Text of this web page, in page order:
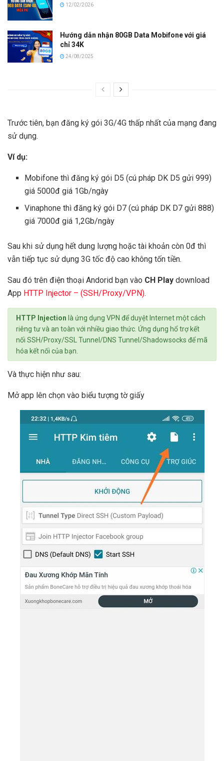
12/02/2026
Hướng dẫn nhận 80GB Data Mobifone với giá
chỉ 34K
24/08/2025
Trước tiên, bạn đăng ký gói 3G/4G thấp nhất của mạng đang
sử dụng.
Ví dụ:
Mobifone thì đăng ký gói D5 (cú pháp DK D5 gửi 999)
giá 5000đ giá 1Gb/ngày
Vinaphone thì đăng ký gói D7 (cú pháp DK D7 gửi 888)
giá 7000đ giá 1,2Gb/ngày
Sau khi sử dụng hết dung lượng hoặc tài khoản còn 0đ thì
vẫn tiếp tục sử dụng 3G tốc độ cao không tốn tiền.
Sau đó trên điện thoại Andorid bạn vào CH Play download
App HTTP Injector – (SSH/Proxy/VPN).
HTTP Injection là ứng dụng VPN để duyệt Internet một cách
riêng tư và an toàn với nhiều giao thức. Ứng dụng hổ trợ kết
nối SSH/Proxy/SSL Tunnel/DNS Tunnel/Shadowsocks để mã
hóa kết nối của bạn.
Và thực hiện như sau:
Mở app lên chọn vào biểu tượng tờ giấy